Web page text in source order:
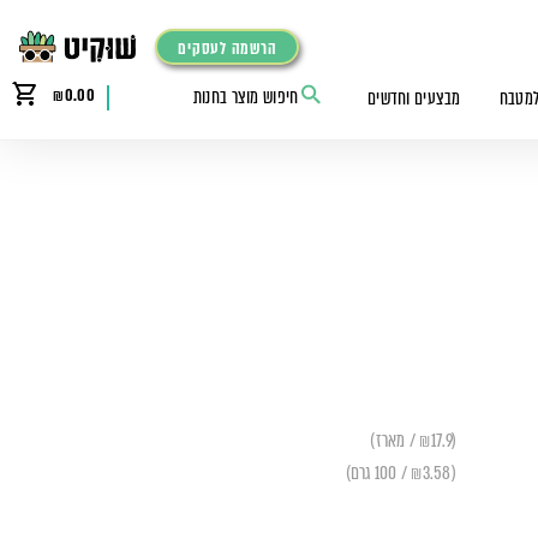
הרשמה לעסקים
מבצעים וחדשים ₪0.00
(₪17.9 / מארז)
(₪3.58 / 100 גרם)